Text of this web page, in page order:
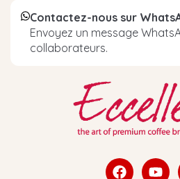
Contactez-nous sur
Envoyez un message
collaborateurs.